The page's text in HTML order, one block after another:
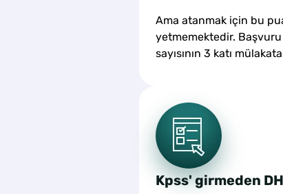
Ama atanmak için bu
yetmemektedir.
sayısının 3 katı
Kpss' girmeden